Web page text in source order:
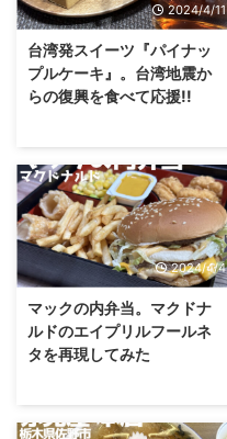
2024/4/11
台湾発スイーツ『パイナッ
プルケーキ』。台湾地震か
らの復興を食べて応援!!
2024/4/4
マックの内弁当。マクドナ
ルドのエイプリルフールネ
タを再現してみた